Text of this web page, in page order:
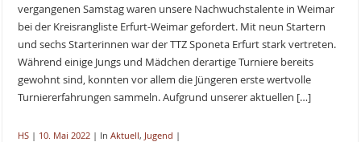
vergangenen Samstag waren unsere Nachwuchstalente in Weimar
bei der Kreisrangliste Erfurt-Weimar gefordert. Mit neun Startern
und sechs Starterinnen war der TTZ Sponeta Erfurt stark vertreten.
Während einige Jungs und Mädchen derartige Turniere bereits
gewohnt sind, konnten vor allem die Jüngeren erste wertvolle
Turniererfahrungen sammeln. Aufgrund unserer aktuellen […]
HS| 10. Mai 2022| In Aktuell, Jugend |